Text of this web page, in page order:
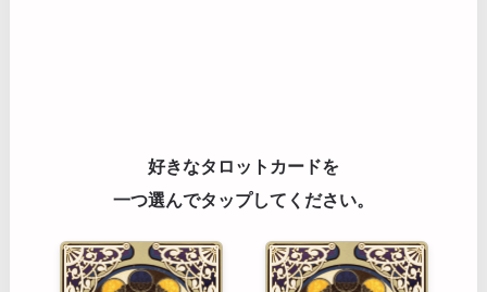
好きなタロットカードを
一つ選んでタップしてください。